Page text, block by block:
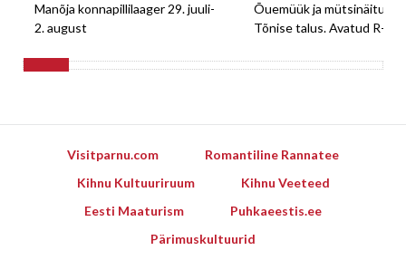
Manõja konnapillilaager 29. juuli-
2. august
Õuemüük ja mütsinäitus
Tõnise talus. Avatud R-E
Visitparnu.com
Romantiline Rannatee
Kihnu Kultuuriruum
Kihnu Veeteed
Eesti Maaturism
Puhkaeestis.ee
Pärimuskultuurid